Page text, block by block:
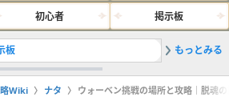
初心者 掲示板
板 2サルベ
もっとみる
Wiki ナタ ウォーベン挑戦の場所と攻略｜脱魂